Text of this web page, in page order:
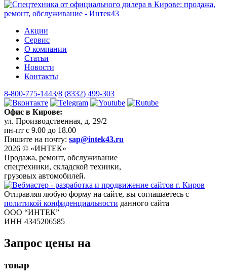
Акции
Сервис
О компании
Статьи
Новости
Контакты
8-800-775-1443/8 (8332) 499-303
Офис в Кирове:
ул. Производственная, д. 29/2
пн-пт с 9.00 до 18.00
Пишите на почту: sap@intek43.ru
2026 © «ИНТЕК»
Продажа, ремонт, обслуживание
спецтехники, складской техники,
грузовых автомобилей.
Отправляя любую форму на сайте, вы соглашаетесь с
политикой конфиденциальности данного сайта
ООО “ИНТЕК”
ИНН 4345206585
Запрос цены на
товар